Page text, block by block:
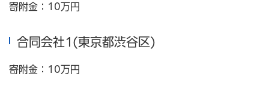
寄附金：10万円
合同会社1(東京都渋谷区)
寄附金：10万円